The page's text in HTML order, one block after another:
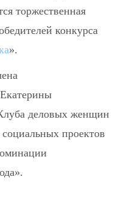
торжественная
конкурса
».
деловых женщин
проектов